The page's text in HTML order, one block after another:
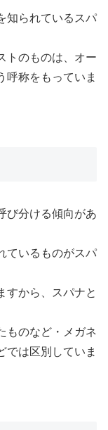
知られているスパ
トのものは、オー
呼称をもっていま
び分ける傾向があ
ているものがスパ
すから、スパナと
ものなど・メガネ
では区別していま